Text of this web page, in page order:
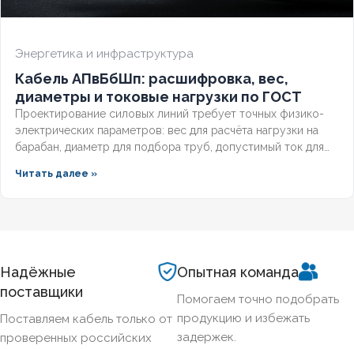
Энергетика и инфраструктура
Кабель АПвБбШп: расшифровка, вес,
диаметры и токовые нагрузки по ГОСТ
Проектирование силовых линий требует точных физико-
электрических параметров: вес для расчёта нагрузки на
барабан, диаметр для подбора труб, допустимый ток для
алюминиевых бронированных кабелей с изоляцией из
Читать далее »
Надёжные
поставщики
Поставляем кабель только от
проверенных российских
Опытная команда
Помогаем точно подобрать
продукцию и избежать
задержек.